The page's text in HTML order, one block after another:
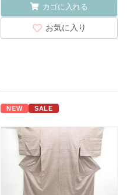
カゴに入れる
お気に入り
NEW SALE